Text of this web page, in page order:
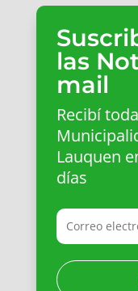
las
mail
Recibí
Lauquen
días